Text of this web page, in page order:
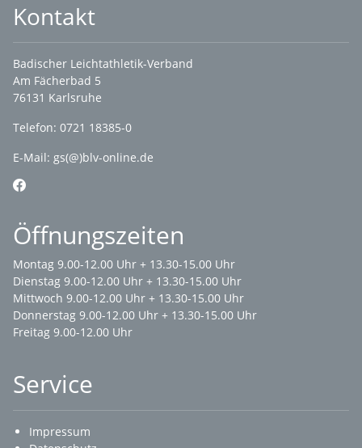
Kontakt
Badischer Leichtathletik-Verband
Am Fächerbad 5
76131 Karlsruhe
Telefon: 0721 18385-0
E-Mail: gs(@)blv-online.de
Öffnungszeiten
Montag 9.00-12.00 Uhr + 13.30-15.00 Uhr
Dienstag 9.00-12.00 Uhr + 13.30-15.00 Uhr
Mittwoch 9.00-12.00 Uhr + 13.30-15.00 Uhr
Donnerstag 9.00-12.00 Uhr + 13.30-15.00 Uhr
Freitag 9.00-12.00 Uhr
Service
Impressum